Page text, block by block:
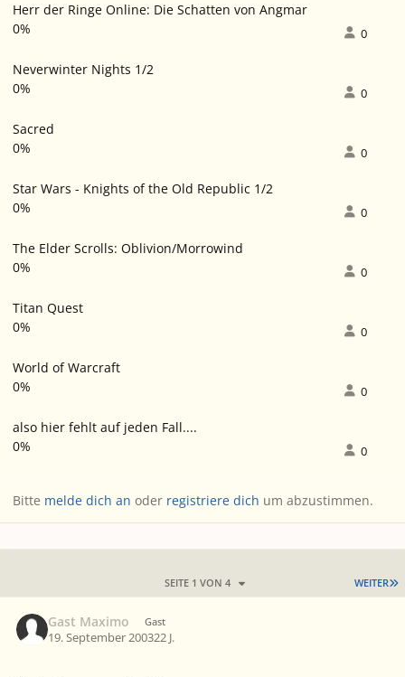
Herr der Ringe Online: Die Schatten von Angmar
0%
0
Neverwinter Nights 1/2
0%
0
Sacred
0%
0
Star Wars - Knights of the Old Republic 1/2
0%
0
The Elder Scrolls: Oblivion/Morrowind
0%
0
Titan Quest
0%
0
World of Warcraft
0%
0
also hier fehlt auf jeden Fall....
0%
0
Bitte melde dich an oder registriere dich um abzustimmen.
WEITER
SEITE 1 VON 4
Gast Maximo Gast
19. September 200322 J.